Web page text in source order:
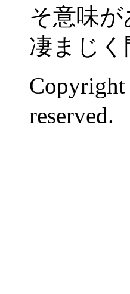
そ意味
凄まじ
reserved.